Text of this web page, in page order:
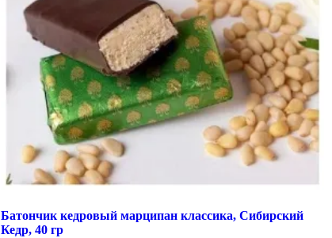
Батончик кедровый марципан классика, Сибирский
Кедр, 40 гр